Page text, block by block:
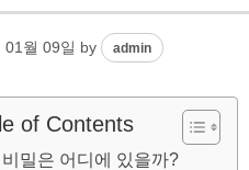
01월 09일 by admin
of Contents
비밀은 어디에 있을까?